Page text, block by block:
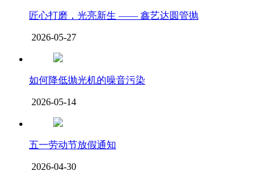
匠心打磨，光亮新生 —— 鑫艺达圆管抛
2026-05-27
如何降低抛光机的噪音污染
2026-05-14
五一劳动节放假通知
2026-04-30